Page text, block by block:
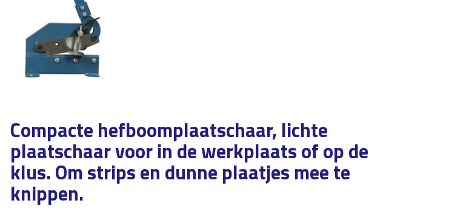
Compacte hefboomplaatschaar, lichte
plaatschaar voor in de werkplaats of op de
klus. Om strips en dunne plaatjes mee te
knippen.